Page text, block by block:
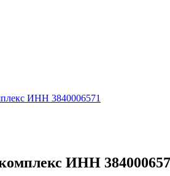
ИНН 3840006571
ИНН